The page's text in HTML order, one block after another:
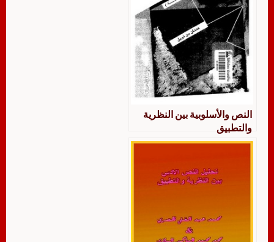
النص والأسلوبية بين النظرية
والتطبيق